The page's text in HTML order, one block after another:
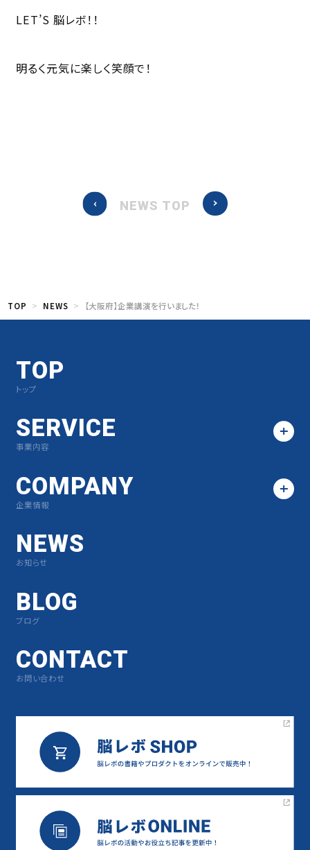
LET’S 脳レボ！！
明るく元気に楽しく笑顔で！
NEWS TOP
TOP NEWS 【大阪府】企業講演を行いました！
TOP
トップ
SERVICE
事業内容
COMPANY
企業情報
NEWS
お知らせ
BLOG
ブログ
CONTACT
お問い合わせ